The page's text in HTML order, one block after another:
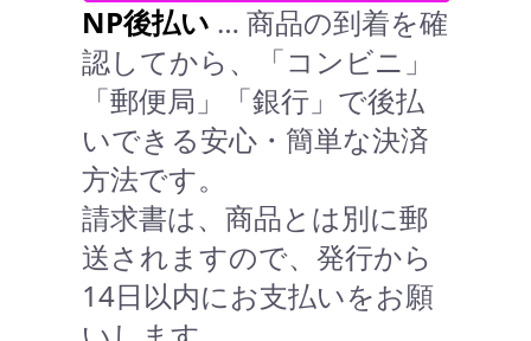
NP後払い … 商品の到着を確
認してから、「コンビニ」
「郵便局」「銀行」で後払
いできる安心・簡単な決済
方法です。
請求書は、商品とは別に郵
送されますので、発行から
14日以内にお支払いをお願